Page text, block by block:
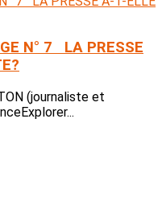
N° 7 LA PRESSE
(journaliste et